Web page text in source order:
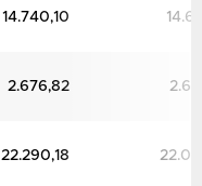
14.740,10
2.676,82
22.290,18